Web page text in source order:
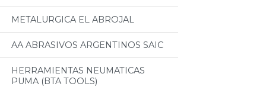
METALURGICA EL ABROJAL
AA ABRASIVOS ARGENTINOS SAIC
HERRAMIENTAS NEUMATICAS
PUMA (BTA TOOLS)